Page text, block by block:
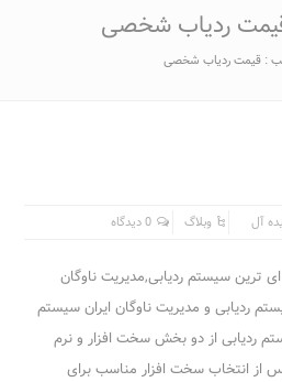
ردیاب شخصی
: قیمت ردیاب شخصی
آل وبلاگ 0 دیدگاه
ترین سیستم ردیابی,مدیریت ناوگان
ردیابی و مدیریت ناوگان ایران سیستم
ردیابی از دو بخش سخت افزار و نرم
از انتخاب سخت افزار مناسب برای